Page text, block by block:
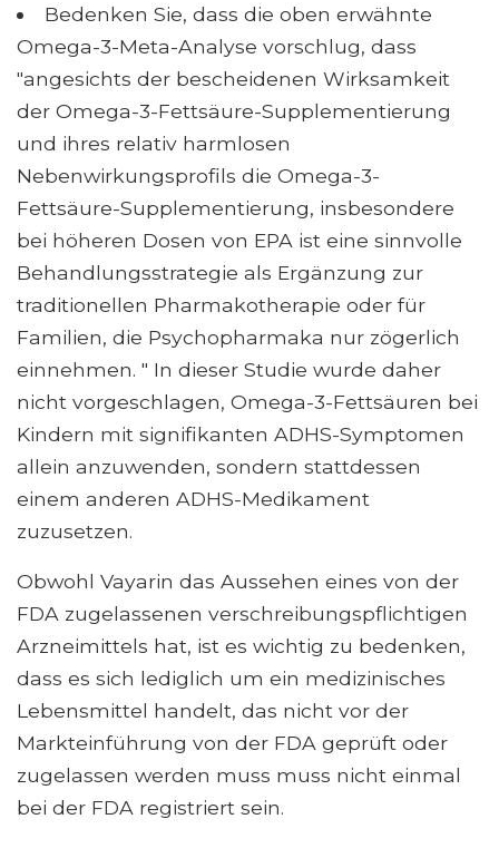
Bedenken Sie, dass die oben erwähnte
Omega-3-Meta-Analyse vorschlug, dass
"angesichts der bescheidenen Wirksamkeit
der Omega-3-Fettsäure-Supplementierung
und ihres relativ harmlosen
Nebenwirkungsprofils die Omega-3-
Fettsäure-Supplementierung, insbesondere
bei höheren Dosen von EPA ist eine sinnvolle
Behandlungsstrategie als Ergänzung zur
traditionellen Pharmakotherapie oder für
Familien, die Psychopharmaka nur zögerlich
einnehmen. " In dieser Studie wurde daher
nicht vorgeschlagen, Omega-3-Fettsäuren bei
Kindern mit signifikanten ADHS-Symptomen
allein anzuwenden, sondern stattdessen
einem anderen ADHS-Medikament
zuzusetzen.
Obwohl Vayarin das Aussehen eines von der
FDA zugelassenen verschreibungspflichtigen
Arzneimittels hat, ist es wichtig zu bedenken,
dass es sich lediglich um ein medizinisches
Lebensmittel handelt, das nicht vor der
Markteinführung von der FDA geprüft oder
zugelassen werden muss muss nicht einmal
bei der FDA registriert sein.